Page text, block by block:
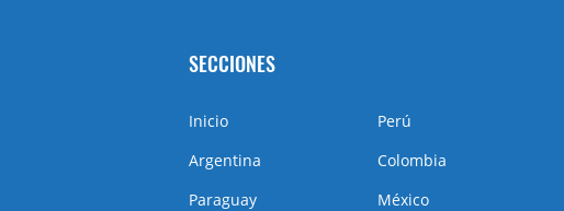
SECCIONES
Inicio
Argentina
Paraguay
Perú
Colombia
México